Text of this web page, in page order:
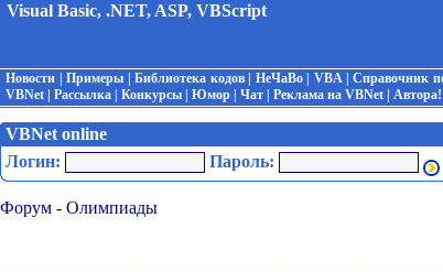
Visual Basic, .NET, ASP, VBScript
Новости |Примеры |Библиотека кодов| НеЧаВо| VBA|Справочник
VBNet
Рассылка Конкурсы Юмор Чат Реклама на VBNet Автора!
VBNet online
Логин:
Пароль:
Форум - Олимпиады